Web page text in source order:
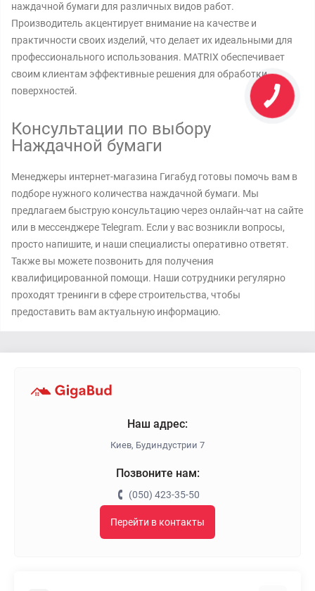
наждачной бумаги для различных видов работ.
Производитель акцентирует внимание на качестве и
практичности своих изделий, что делает их идеальными для
профессионального использования. MATRIX обеспечивает
своим клиентам эффективные решения для обработки
поверхностей.
Консультации по выбору
Наждачной бумаги
Менеджеры интернет-магазина Гигабуд готовы помочь вам в
подборе нужного количества наждачной бумаги. Мы
предлагаем быструю консультацию через онлайн-чат на сайте
или в мессенджере Telegram. Если у вас возникли вопросы,
просто напишите, и наши специалисты оперативно ответят.
Также вы можете позвонить для получения
квалифицированной помощи. Наши сотрудники регулярно
проходят тренинги в сфере строительства, чтобы
предоставить вам актуальную информацию.
Наш адрес:
Киев, Будиндустрии 7
Позвоните нам:
(050) 423-35-50
Перейти в контакты